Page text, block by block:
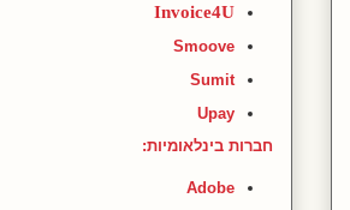
Invoice4U
Smoove
Sumit
Upay
חברות בינלאומיות:
Adobe